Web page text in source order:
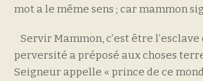
mot a le même sens ; car mammon
Servir Mammon, c’est être l’esclave
perversité a préposé aux choses
Seigneur appelle « prince de ce